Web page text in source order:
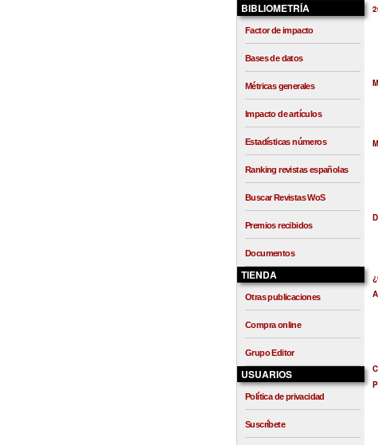
BIBLIOMETRÍA
Factor de impacto
Bases de datos
Métricas generales
Impacto de artículos
Estadísticas números
Ranking revistas españolas
Buscar Revistas WoS
Premios recibidos
Documentos
TIENDA
Otras publicaciones
Compra online
Grupo Editor
USUARIOS
Política de privacidad
Suscríbete